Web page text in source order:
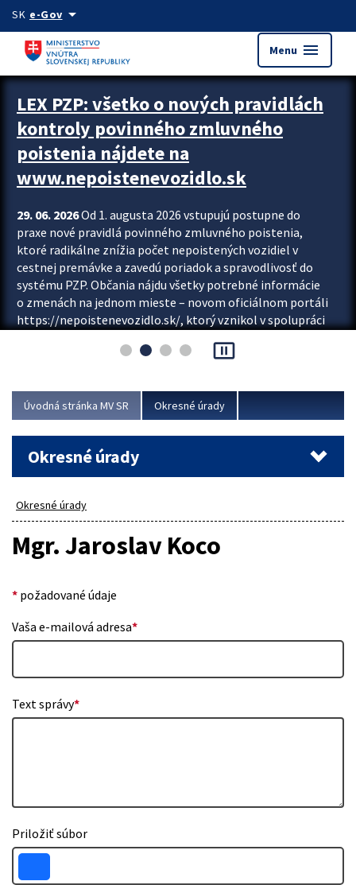
Preskocit na hlavný obsah
SK e-Govarrow_drop_down
Menu menu
Zastavit automatický posun upútavok
LEX PZP: všetko o nových pravidlách
kontroly povinného zmluvného
poistenia nájdete na
www.nepoistenevozidlo.sk
29. 06. 2026Od 1. augusta 2026 vstupujú postupne do
praxe nové pravidlá povinného zmluvného poistenia,
ktoré radikálne znížia počet nepoistených vozidiel v
cestnej premávke a zavedú poriadok a spravodlivosť do
systému PZP. Občania nájdu všetky potrebné informácie
o zmenách na jednom mieste – novom oficiálnom portáli
https://nepoistenevozidlo.sk/, ktorý vznikol v spolupráci
asociácie poisťovní (SLASPO) a Ministerstva vnútra SR.
Viac
pause_presentation
Úvodná stránka MV SR Okresné úrady
Okresné úrady
Okresné úrady
Mgr. Jaroslav Koco
* požadované údaje
Vaša e-mailová adresa*
Text správy*
Priložiť súbor